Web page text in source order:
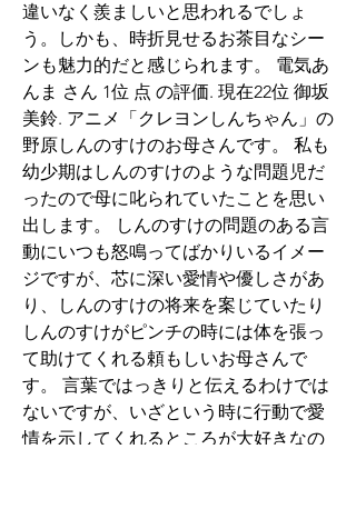
違いなく羨ましいと思われるでしょ
う。しかも、時折見せるお茶目なシー
ンも魅力的だと感じられます。 電気あ
んま さん 1位 点 の評価. 現在22位 御坂
美鈴. アニメ「クレヨンしんちゃん」の
野原しんのすけのお母さんです。 私も
幼少期はしんのすけのような問題児だ
ったので母に叱られていたことを思い
出します。 しんのすけの問題のある言
動にいつも怒鳴ってばかりいるイメー
ジですが、芯に深い愛情や優しさがあ
り、しんのすけの将来を案じていたり
しんのすけがピンチの時には体を張っ
て助けてくれる頼もしいお母さんで
す。 言葉ではっきりと伝えるわけでは
ないですが、いざという時に行動で愛
情を示してくれるところが大好きなの